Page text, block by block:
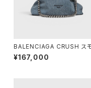
BALENCIAGA CRUSH ス
ル トートバッグ デニム
¥167,000